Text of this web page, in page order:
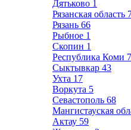
Дятьково 1
Рязанская область
Рязань 66
Рыбное 1
Скопин 1
Республика Коми
Сыктывкар 43
Ухта 17
Воркута 5
Севастополь 68
Мангистауская
Актау 59